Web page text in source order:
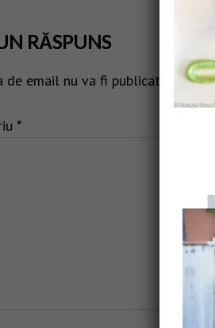
RĂSPUNS
email nu va fi publicată.
*